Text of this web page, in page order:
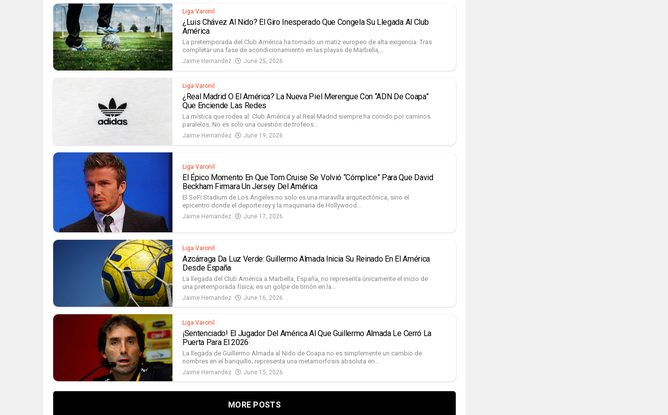
Liga Varonil
¿Luis Chávez Al Nido? El Giro Inesperado Que Congela Su Llegada Al Club
América
La pretemporada del Club América ha tomado un matiz europeo de alta exigencia. Tras
completar una fase de acondicionamiento en las playas de Marbella,...
Jaime Hernandez June 25, 2026
Liga Varonil
¿Real Madrid O El América? La Nueva Piel Merengue Con “ADN De Coapa”
Que Enciende Las Redes
La mística que rodea al Club América y al Real Madrid siempre ha corrido por caminos
paralelos. No es solo una cuestión de trofeos...
Jaime Hernandez June 19, 2026
Liga Varonil
El Épico Momento En Que Tom Cruise Se Volvió “cómplice” Para Que David
Beckham Firmara Un Jersey Del América
El SoFi Stadium de Los Ángeles no solo es una maravilla arquitectónica, sino el
epicentro donde el deporte rey y la maquinaria de Hollywood...
Jaime Hernandez June 17, 2026
Liga Varonil
Azcárraga Da Luz Verde: Guillermo Almada Inicia Su Reinado En El América
Desde España
La llegada del Club América a Marbella, España, no representa únicamente el inicio de
una pretemporada física; es un golpe de timón en la...
Jaime Hernandez June 16, 2026
Liga Varonil
¡Sentenciado! El Jugador Del América Al Que Guillermo Almada Le Cerró La
Puerta Para El 2026
La llegada de Guillermo Almada al Nido de Coapa no es simplemente un cambio de
nombres en el banquillo; representa una metamorfosis absoluta en...
Jaime Hernandez June 15, 2026
MORE POSTS